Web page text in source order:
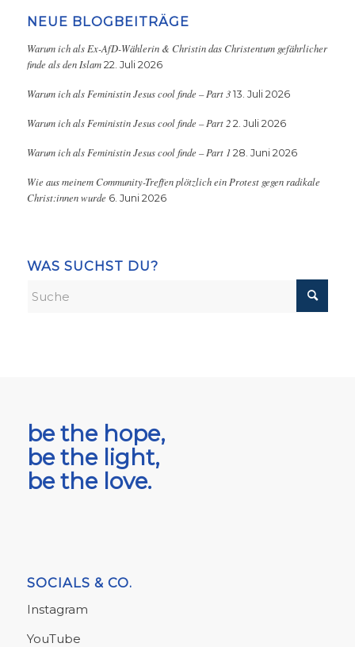
NEUE BLOGBEITRÄGE
Warum ich als Ex-AfD-Wählerin & Christin das Christentum gefährlicher
finde als den Islam 22. Juli 2026
Warum ich als Feministin Jesus cool finde – Part 3 13. Juli 2026
Warum ich als Feministin Jesus cool finde – Part 2 2. Juli 2026
Warum ich als Feministin Jesus cool finde – Part 1 28. Juni 2026
Wie aus meinem Community-Treffen plötzlich ein Protest gegen radikale
Christ:innen wurde 6. Juni 2026
WAS SUCHST DU?
be the hope,
be the light,
be the love.
SOCIALS & CO.
Instagram
YouTube